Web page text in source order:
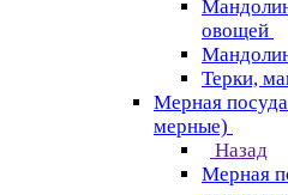
овощей
Терки,
Мерная
мерные)
Назад
Мерная